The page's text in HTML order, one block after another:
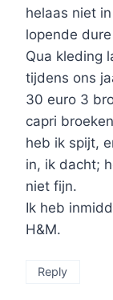
helaas niet
lopende
Qua kleding
tijdens ons
30 euro 3
capri
heb ik spijt,
in, ik dacht;
niet fijn.
Ik heb
H&M.
Reply